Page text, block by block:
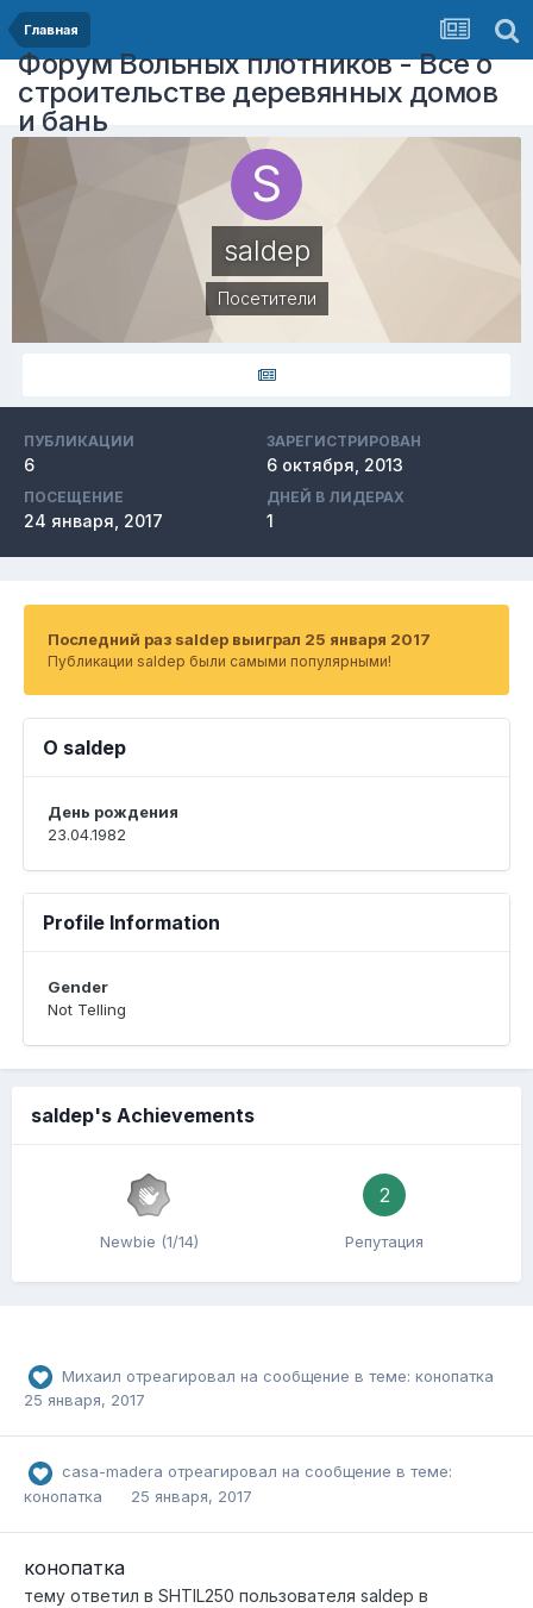
Главная
Форум Вольных плотников - Все о
строительстве деревянных домов
и бань
saldep
Посетители
ПУБЛИКАЦИИ
6
ЗАРЕГИСТРИРОВАН
6 октября, 2013
ПОСЕЩЕНИЕ
24 января, 2017
ДНЕЙ В ЛИДЕРАХ
1
Последний раз saldep выиграл 25 января 2017
Публикации saldep были самыми популярными!
О saldep
День рождения
23.04.1982
Profile Information
Gender
Not Telling
saldep's Achievements
Newbie (1/14)
2
Репутация
Михаил отреагировал на сообщение в теме: конопатка
25 января, 2017
casa-madera отреагировал на сообщение в теме:
конопатка
25 января, 2017
конопатка
тему ответил в SHTIL250 пользователя saldep в